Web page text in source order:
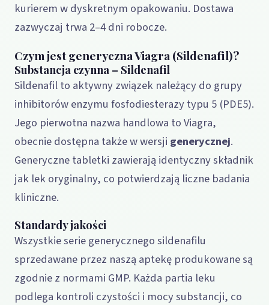
kurierem w dyskretnym opakowaniu. Dostawa
zazwyczaj trwa 2–4 dni robocze.
Czym jest generyczna Viagra (Sildenafil)?
Substancja czynna – Sildenafil
Sildenafil to aktywny związek należący do grupy
inhibitorów enzymu fosfodiesterazy typu 5 (PDE5).
Jego pierwotna nazwa handlowa to Viagra,
obecnie dostępna także w wersji generycznej.
Generyczne tabletki zawierają identyczny składnik
jak lek oryginalny, co potwierdzają liczne badania
kliniczne.
Standardy jakości
Wszystkie serie generycznego sildenafilu
sprzedawane przez naszą aptekę produkowane są
zgodnie z normami GMP. Każda partia leku
podlega kontroli czystości i mocy substancji, co